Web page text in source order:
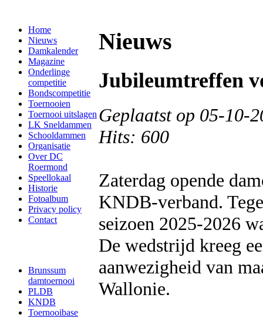
Home
Nieuws
Damkalender
Magazine
Onderlinge
competitie
Bondscompetitie
Toernooien
Toernooi uitslagen
LK Sneldammen
Schooldammen
Organisatie
Over DC
Roermond
Speellokaal
Historie
Fotoalbum
Privacy policy
Contact
Brunssum
damtoernooi
PLDB
KNDB
Toernooibase
Nieuws
Jubileumtreffen
Geplaatst op 05-10-
Hits: 600
Zaterdag opende
KNDB-verband.
seizoen 2025-2026
De wedstrijd kreeg
aanwezigheid van
Wallonie.